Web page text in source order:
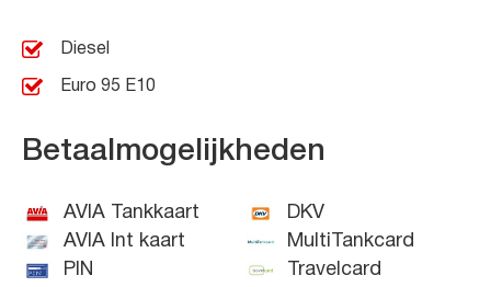
Diesel
Euro 95 E10
Betaalmogelijkheden
AVIA Tankkaart
AVIA Int kaart
PIN
DKV
MultiTankcard
Travelcard